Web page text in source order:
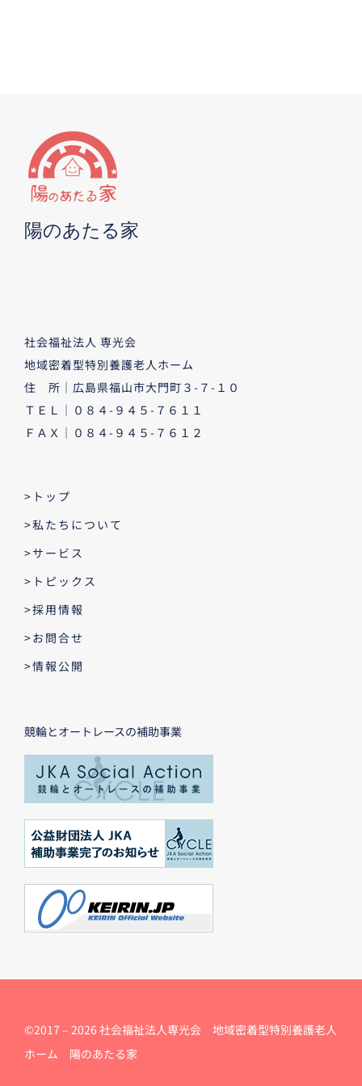
陽のあたる家
社会福祉法人 専光会
地域密着型特別養護老人ホーム
住 所｜広島県福山市大門町３-７-１０
ＴＥＬ｜０８４-９４５-７６１１
ＦＡＸ｜０８４-９４５-７６１２
>トップ
>私たちについて
>サービス
>トピックス
>採用情報
>お問合せ
>情報公開
競輪とオートレースの補助事業
©2017 – 2026 社会福祉法人専光会 地域密着型特別養護老人
ホーム 陽のあたる家